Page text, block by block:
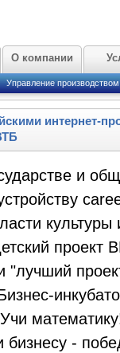
О компании
Управление производством
интернет-
и
-